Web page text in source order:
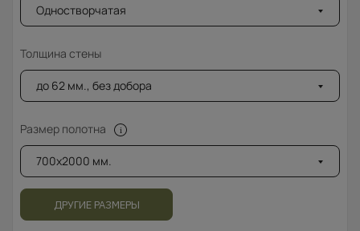
Одностворчатая
Толщина стены
до 62 мм., без добора
Размер полотна
700x2000 мм.
ДРУГИЕ РАЗМЕРЫ